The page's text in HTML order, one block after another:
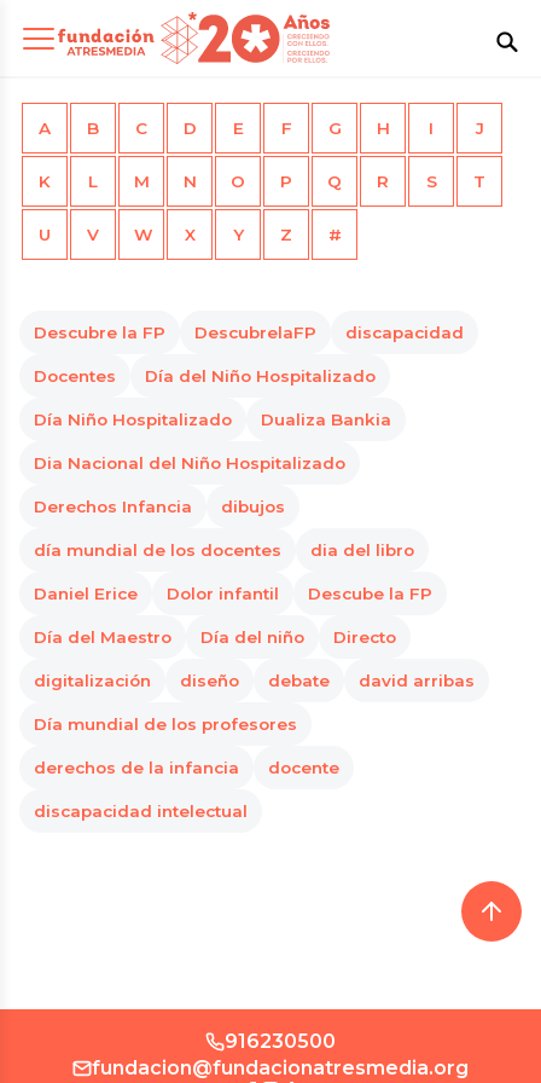
A B C D E F G H I J
K L M N O P Q R S T
U V W X Y Z #
Descubre la FP DescubrelaFP discapacidad
Docentes Día del Niño Hospitalizado
Día Niño Hospitalizado Dualiza Bankia
Dia Nacional del Niño Hospitalizado
Derechos Infancia dibujos
día mundial de los docentes dia del libro
Daniel Erice Dolor infantil Descube la FP
Día del Maestro Día del niño Directo
digitalización diseño debate david arribas
Día mundial de los profesores
derechos de la infancia docente
discapacidad intelectual
916230500
fundacion@fundacionatresmedia.org